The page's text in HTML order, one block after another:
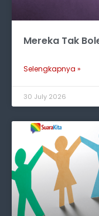
Mereka Tak
Selengkapnya »
30 July 2026